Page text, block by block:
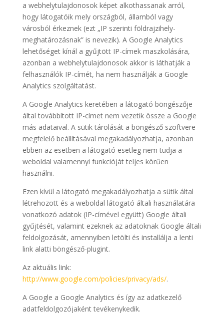
a webhelytulajdonosok képet alkothassanak arról,
hogy látogatóik mely országból, államból vagy
városból érkeznek (ezt „IP szerinti földrajzihely-
meghatározásnak” is nevezik). A Google Analytics
lehetőséget kínál a gyűjtött IP-címek maszkolására,
azonban a webhelytulajdonosok akkor is láthatják a
felhasználók IP-címét, ha nem használják a Google
Analytics szolgáltatást.
A Google Analytics keretében a látogató böngészője
által továbbított IP-címet nem vezetik össze a Google
más adataival. A sütik tárolását a böngésző szoftvere
megfelelő beállításával megakadályozhatja, azonban
ebben az esetben a látogató esetleg nem tudja a
weboldal valamennyi funkcióját teljes körűen
használni.
Ezen kívül a látogató megakadályozhatja a sütik által
létrehozott és a weboldal látogató általi használatára
vonatkozó adatok (IP-címével együtt) Google általi
gyűjtését, valamint ezeknek az adatoknak Google általi
feldolgozását, amennyiben letölti és installálja a lenti
link alatti böngésző-plugint.
Az aktuális link:
http://www.google.com/policies/privacy/ads/.
A Google a Google Analytics és így az adatkezelő
adatfeldolgozójaként tevékenykedik.